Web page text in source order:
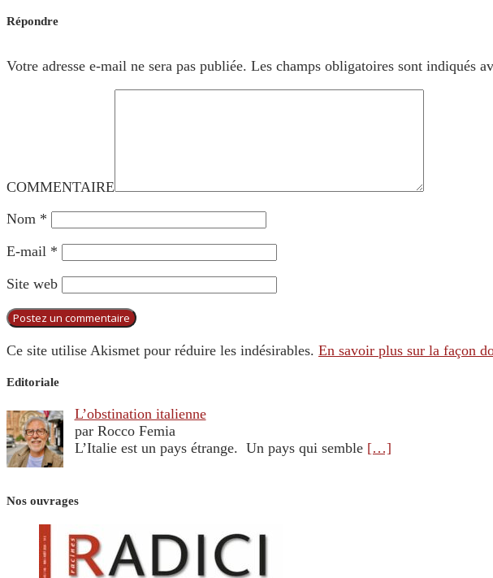
Répondre
Votre adresse e-mail ne sera pas publiée. Les champs obligatoires sont indiqués
COMMENTAIRE
Nom *
E-mail *
Site web
Ce site utilise Akismet pour réduire les indésirables. En savoir plus sur la façon
Editoriale
L’obstination italienne
par Rocco Femia
L’Italie est un pays étrange. Un pays qui semble […]
Nos ouvrages